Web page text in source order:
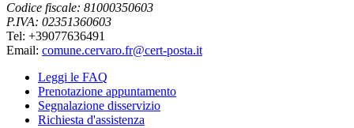
Codice fiscale: 81000350603
P.IVA: 02351360603
Tel: +39077636491
Email: comune.cervaro.fr@cert-posta.it
Leggi le FAQ
Prenotazione appuntamento
Segnalazione disservizio
Richiesta d'assistenza